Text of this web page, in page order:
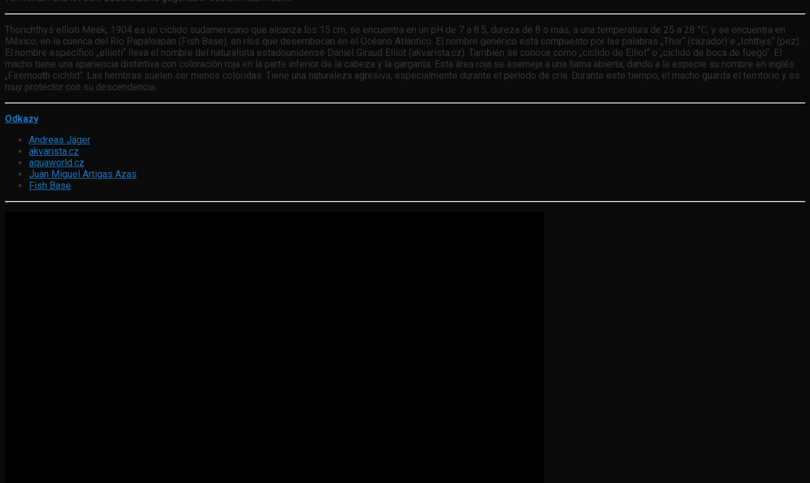
Thorichthys ellioti Meek, 1904 es un cíclido sudamericano que alcanza los 15 cm, se encuentra en un pH de 7 a 8.5, dureza de 8 o más, a una temperatura de 25 a 28 °C, y se encuentra en
México, en la cuenca del Río Papaloapán (Fish Base), en ríos que desembocan en el Océano Atlántico. El nombre genérico está compuesto por las palabras „Thor“ (cazador) e „Ichthys“ (pez).
El nombre específico „ellioti“ lleva el nombre del naturalista estadounidense Daniel Giraud Elliot (akvarista.cz). También se conoce como „cíclido de Elliot“ o „cíclido de boca de fuego“. El
macho tiene una apariencia distintiva con coloración roja en la parte inferior de la cabeza y la garganta. Esta área roja se asemeja a una llama abierta, dando a la especie su nombre en inglés
„Firemouth cichlid“. Las hembras suelen ser menos coloridas. Tiene una naturaleza agresiva, especialmente durante el período de cría. Durante este tiempo, el macho guarda el territorio y es
muy protector con su descendencia.
Odkazy
Andreas Jäger
akvarista.cz
aquaworld.cz
Juan Miguel Artigas Azas
Fish Base